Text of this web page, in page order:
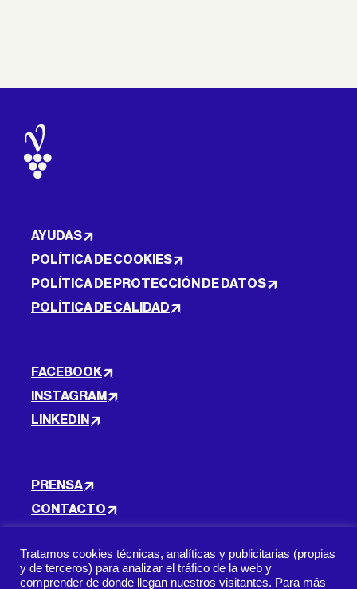
AYUDAS
POLÍTICA DE COOKIES
POLÍTICA DE PROTECCIÓN DE DATOS
POLÍTICA DE CALIDAD
FACEBOOK
INSTAGRAM
LINKEDIN
PRENSA
CONTACTO
Tratamos cookies técnicas, analíticas y publicitarias (propias
y de terceros) para analizar el tráfico de la web y
comprender de donde llegan nuestros visitantes. Para más